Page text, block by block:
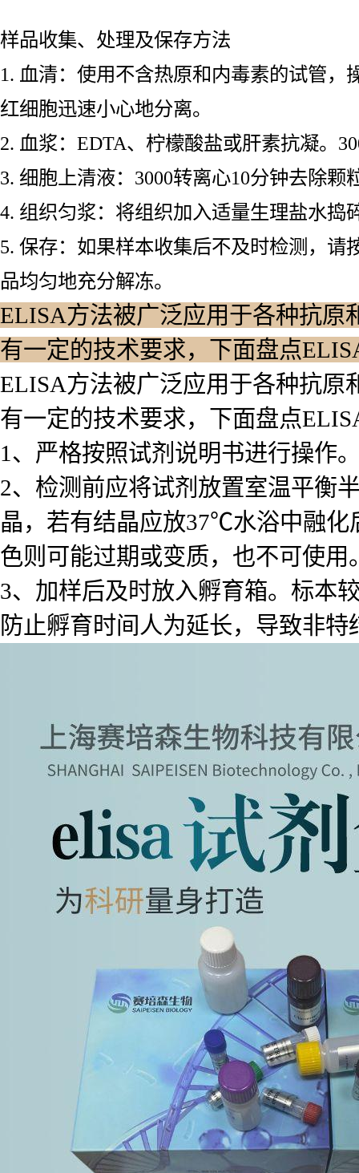
样品收集、处理及保存方法
1. 血清：使用不含热原和内毒素的试管，
红细胞迅速小心地分离。
2. 血浆：EDTA、柠檬酸盐或肝素抗凝。
3. 细胞上清液：3000转离心10分钟去除颗
4. 组织匀浆：将组织加入适量生理盐水捣
5. 保存：如果样本收集后不及时检测，
品均匀地充分解冻。
ELISA方法被广泛应用于各种抗原
有一定的技术要求，下面盘点
ELISA方法被广泛应用于各种抗原
有一定的技术要求，下面盘点
1、严格按照试剂说明书进行操作
2、检测前应将试剂放置室温平衡
晶，若有结晶应放37℃水浴中融化
色则可能过期或变质，也不可使用
3、加样后及时放入孵育箱。标本
防止孵育时间人为延长，导致非